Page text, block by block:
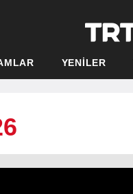
YENİLER